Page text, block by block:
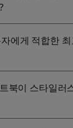
에게 적합한 최
북이 스타일러